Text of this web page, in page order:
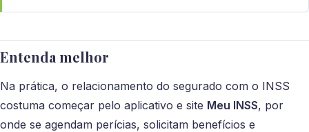
Entenda melhor
Na prática, o relacionamento do segurado com o INSS
costuma começar pelo aplicativo e site Meu INSS, por
onde se agendam perícias, solicitam benefícios e